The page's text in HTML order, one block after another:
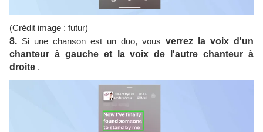
(Crédit image : futur)
8. Si une chanson est un duo, vous verrez la voix d'un
chanteur à gauche et la voix de l'autre chanteur à
droite .